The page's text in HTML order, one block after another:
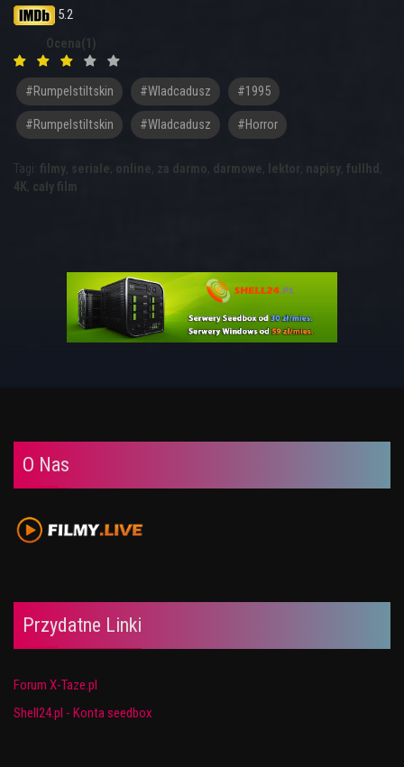
5.2
Ocena(1)
#rumpelstiltskin #wladcadusz #1995
#Rumpelstiltskin #Wladcadusz #horror
Tagi: filmy, seriale, online, za darmo, darmowe, lektor, napisy, fullhd ,
4K, cały film
O Nas
Przydatne Linki
Forum X-Taze.pl
Shell24.pl - Konta seedbox